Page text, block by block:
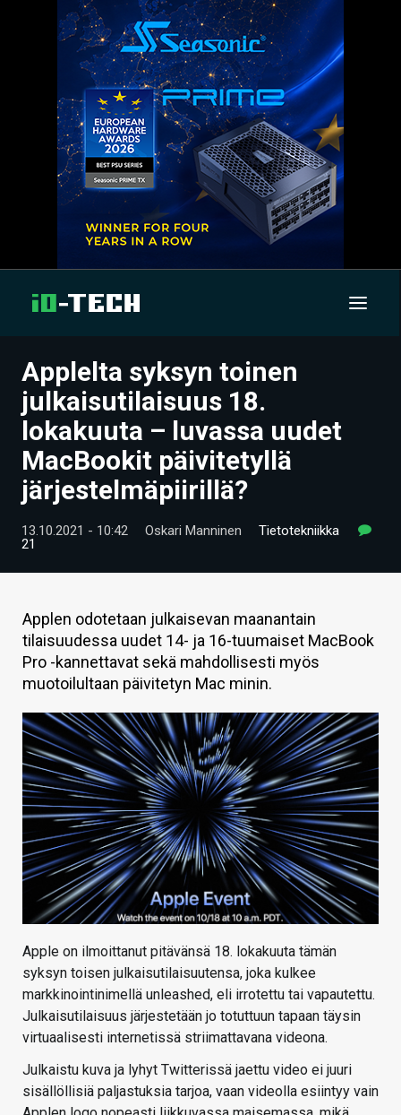
UUTISET
ARTIKKELIT
VIDEOT
TECHBBS
TIETOA
HINTA.FI
KAUPPA
VAIHDA TEEMA
HAKU
Applelta syksyn toinen
julkaisutilaisuus 18.
lokakuuta – luvassa uudet
MacBookit päivitetyllä
järjestelmäpiirillä?
13.10.2021 - 10:42 Oskari Manninen
Tietotekniikka
21
Applen odotetaan julkaisevan maanantain
tilaisuudessa uudet 14- ja 16-tuumaiset MacBook
Pro -kannettavat sekä mahdollisesti myös
muotoilultaan päivitetyn Mac minin.
Apple on ilmoittanut pitävänsä 18. lokakuuta tämän
syksyn toisen julkaisutilaisuutensa, joka kulkee
markkinointinimellä unleashed, eli irrotettu tai vapautettu.
Julkaisutilaisuus järjestetään jo totuttuun tapaan täysin
virtuaalisesti internetissä striimattavana videona.
Julkaistu kuva ja lyhyt Twitterissä jaettu video ei juuri
sisällöllisiä paljastuksia tarjoa, vaan videolla esiintyy vain